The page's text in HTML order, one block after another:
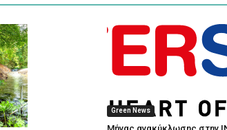
Green News